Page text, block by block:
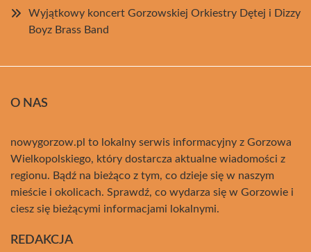
Wyjątkowy koncert Gorzowskiej Orkiestry Dętej i Dizzy
Boyz Brass Band
O NAS
nowygorzow.pl to lokalny serwis informacyjny z Gorzowa
Wielkopolskiego, który dostarcza aktualne wiadomości z
regionu. Bądź na bieżąco z tym, co dzieje się w naszym
mieście i okolicach. Sprawdź, co wydarza się w Gorzowie i
ciesz się bieżącymi informacjami lokalnymi.
REDAKCJA